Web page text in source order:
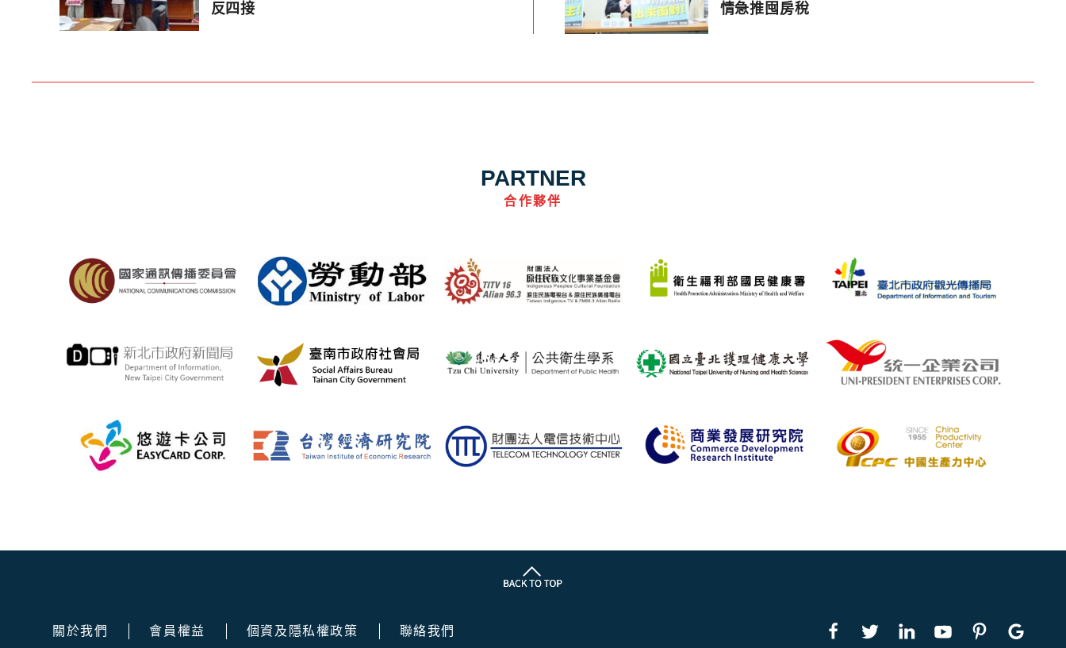
反四接
情急推囤房稅
PARTNER
合作夥伴
關於我們 會員權益 個資及隱私權政策 聯絡我們